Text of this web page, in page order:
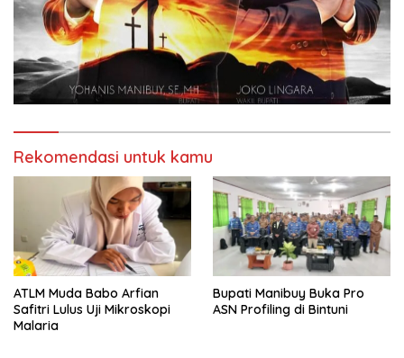
Rekomendasi untuk kamu
ATLM Muda Babo Arfian
Safitri Lulus Uji Mikroskopi
Malaria
Bupati Manibuy Buka Pro
ASN Profiling di Bintuni